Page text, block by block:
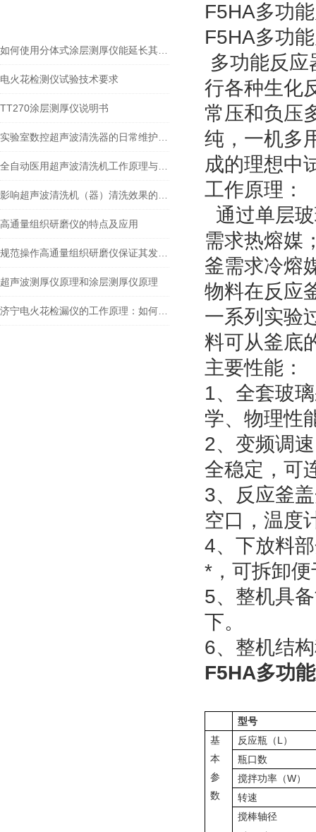
电火花检测仪试验技术要求
TT270涂层测厚仪说明书
高通量组织研磨仪的特点及应用
超声波测厚仪原理和涂层测厚仪原理
F5HA多功
F5HA多功
多功能反
行各种生化
常压和负压
纯，一机多
成的理想中
工作原理：
通过单层
需求热熔媒
釜需求冷熔
物料在反应
一系列实验
料可从釜底
主要性能：
1、全套玻
学、物理性
2、变频调
全稳定，可
3、反应釜
空口，温度
4、下放料
*，可拆卸
5、整机具
下。
6、整机结
F5HA多功
型号
基
本
参
数
反应瓶 （L）
瓶口数
搅拌功率 （W）
转速
搅棒轴径